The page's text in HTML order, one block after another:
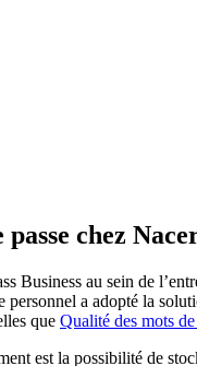
chez
Business au sein de
a adopté la
que Qualité des mots de
est la possibilité de